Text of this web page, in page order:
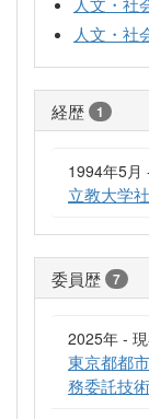
人文・社
経歴 1
1994年5月
立教大学
委員歴 7
2025年 -
東京都都
務委託技